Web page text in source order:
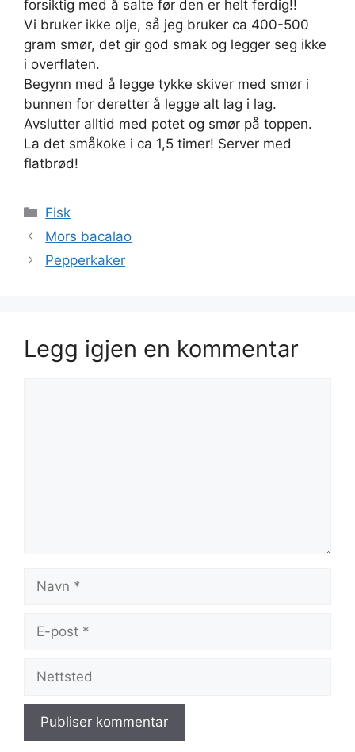
forsiktig med å salte før den er helt ferdig!!
Vi bruker ikke olje, så jeg bruker ca 400-500
gram smør, det gir god smak og legger seg ikke
i overflaten.
Begynn med å legge tykke skiver med smør i
bunnen for deretter å legge alt lag i lag.
Avslutter alltid med potet og smør på toppen.
La det småkoke i ca 1,5 timer! Server med
flatbrød!
Kategorier
Fisk
Mors bacalao
Pepperkaker
Legg igjen en kommentar
Navn
Nettsted